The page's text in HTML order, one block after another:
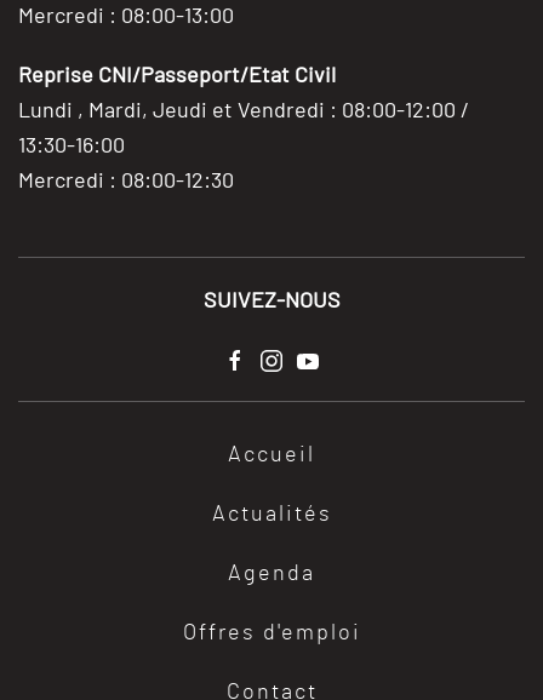
Mercredi : 08:00-13:00
Reprise CNI/Passeport/Etat Civil
Lundi , Mardi, Jeudi et Vendredi : 08:00-12:00 /
13:30-16:00
Mercredi : 08:00-12:30
SUIVEZ-NOUS
Accueil
Actualités
Agenda
Offres d'emploi
Contact